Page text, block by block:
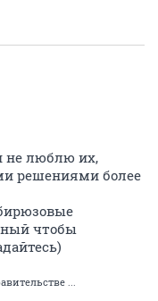
не люблю их,
решениями более
чтобы
...